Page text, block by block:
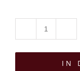
Secret
IN